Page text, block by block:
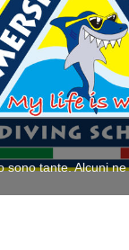
sono tante. Alcuni ne